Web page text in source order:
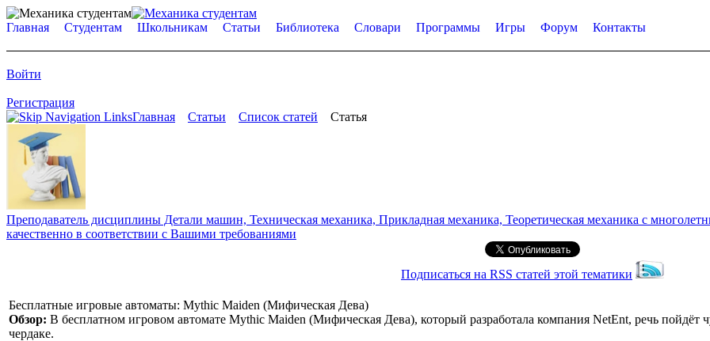
Главная Студентам Школьникам Статьи Библиотека Словари Программы Игры Форум Контакты
Войти
Регистрация
Главная
Статьи Список статей Статья
Преподаватель дисциплины Детали машин, Техническая механика, Прикладная механика, Теоретическая механика с
качественно в соответствии с Вашими требованиями
Подписаться на RSS статей этой тематики
Бесплатные игровые автоматы: Mythic Maiden (Мифическая Дева)
Обзор: В бесплатном игровом автомате Mythic Maiden (Мифическая Дева), который разработала компания NetEnt, речь пойдёт
чердаке.